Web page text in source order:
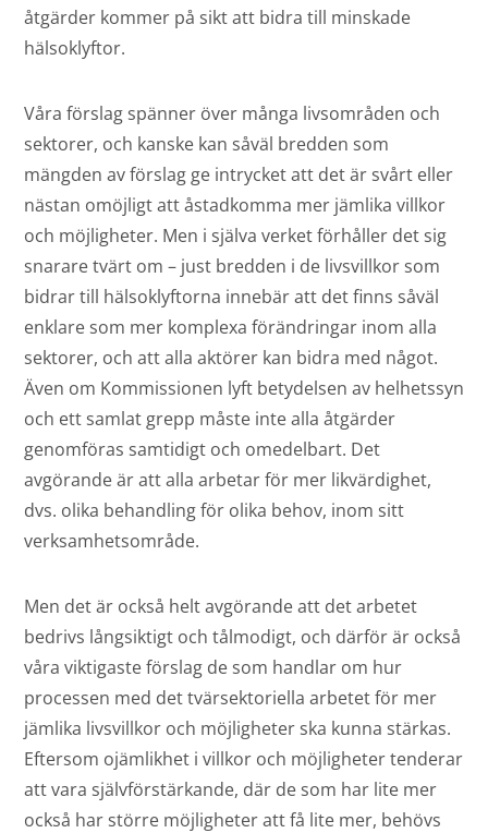
åtgärder kommer på sikt att bidra till minskade
hälsoklyftor.
Våra förslag spänner över många livsområden och
sektorer, och kanske kan såväl bredden som
mängden av förslag ge intrycket att det är svårt eller
nästan omöjligt att åstadkomma mer jämlika villkor
och möjligheter. Men i själva verket förhåller det sig
snarare tvärt om – just bredden i de livsvillkor som
bidrar till hälsoklyftorna innebär att det finns såväl
enklare som mer komplexa förändringar inom alla
sektorer, och att alla aktörer kan bidra med något.
Även om Kommissionen lyft betydelsen av helhetssyn
och ett samlat grepp måste inte alla åtgärder
genomföras samtidigt och omedelbart. Det
avgörande är att alla arbetar för mer likvärdighet,
dvs. olika behandling för olika behov, inom sitt
verksamhetsområde.
Men det är också helt avgörande att det arbetet
bedrivs långsiktigt och tålmodigt, och därför är också
våra viktigaste förslag de som handlar om hur
processen med det tvärsektoriella arbetet för mer
jämlika livsvillkor och möjligheter ska kunna stärkas.
Eftersom ojämlikhet i villkor och möjligheter tenderar
att vara självförstärkande, där de som har lite mer
också har större möjligheter att få lite mer, behövs